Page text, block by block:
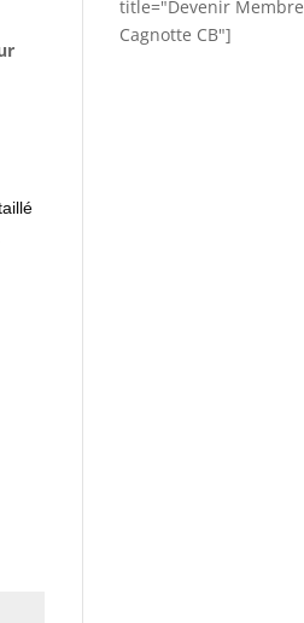
title="Devenir Membre
Cagnotte CB"]